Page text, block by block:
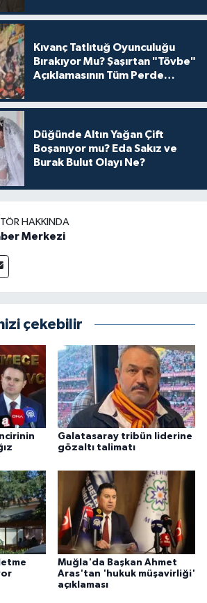
Kıvanç Tatlıtuğ Oyunculuğu
Bırakıyor Mu? Şaşırtan "Tövbe"
Açıklamasının Tüm Perde
Düğünde Altın Yağan Çift
Boşanıyor mu? Eda Sakız ve
Burak Bulut Olayı Ne?
HAKKINDA
Merkezi
çekebilir
Galatasaray tribün liderine
gözaltı talimatı
Muğla'da Başkan Ahmet
Aras'tan 'hukuk müşavirliği'
açıklaması